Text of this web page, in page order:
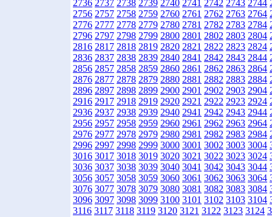
2736 2737 2738 2739 2740 2741 2742 2743 2744
2756 2757 2758 2759 2760 2761 2762 2763 2764
2776 2777 2778 2779 2780 2781 2782 2783 2784
2796 2797 2798 2799 2800 2801 2802 2803 2804
2816 2817 2818 2819 2820 2821 2822 2823 2824
2836 2837 2838 2839 2840 2841 2842 2843 2844
2856 2857 2858 2859 2860 2861 2862 2863 2864
2876 2877 2878 2879 2880 2881 2882 2883 2884
2896 2897 2898 2899 2900 2901 2902 2903 2904
2916 2917 2918 2919 2920 2921 2922 2923 2924
2936 2937 2938 2939 2940 2941 2942 2943 2944
2956 2957 2958 2959 2960 2961 2962 2963 2964
2976 2977 2978 2979 2980 2981 2982 2983 2984
2996 2997 2998 2999 3000 3001 3002 3003 3004
3016 3017 3018 3019 3020 3021 3022 3023 3024
3036 3037 3038 3039 3040 3041 3042 3043 3044
3056 3057 3058 3059 3060 3061 3062 3063 3064
3076 3077 3078 3079 3080 3081 3082 3083 3084
3096 3097 3098 3099 3100 3101 3102 3103 3104
3116 3117 3118 3119 3120 3121 3122 3123 3124